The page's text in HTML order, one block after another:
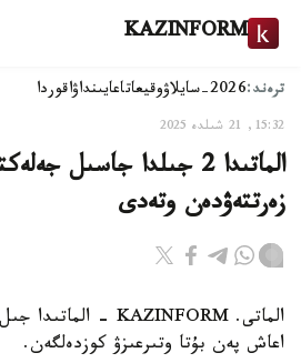
KAZINFORM
ترەند:2026-سايلاۋ وقيعاتاعايىنداۋاقوردا
15:32, 21 شىلدە 2025
الماتىدا 2 جىلدا جاسىل
زەرتتەۋدەن وتەدى
اعاش پەن بۇتا وتىرعىزۋ كوزدەلگەن.